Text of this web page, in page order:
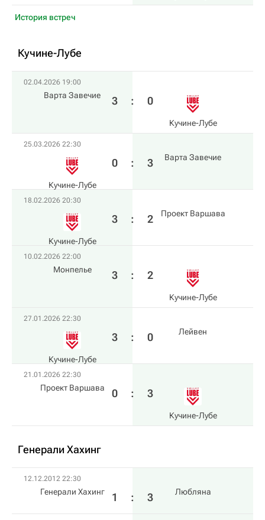
История встреч
Кучине-Лубе
02.04.2026 19:00
Варта Завечие 3 : 0
Кучине-Лубе
25.03.2026 22:30
Кучине-Лубе
0 : 3 Варта Завечие
18.02.2026 20:30
Кучине-Лубе
3 : 2 Проект Варшава
10.02.2026 22:00
Монпелье 3 : 2
Кучине-Лубе
27.01.2026 22:30
Кучине-Лубе
3 : 0 Лейвен
21.01.2026 22:30
Проект Варшава 0 : 3
Кучине-Лубе
Генерали Хахинг
12.12.2012 22:30
Генерали Хахинг 1 : 3 Любляна